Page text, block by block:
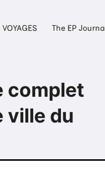
VOYAGES The EP Journal
complet
ville du